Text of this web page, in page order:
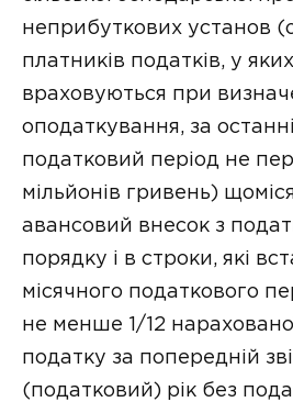
неприбуткових установ
платників податків, у
враховуються при
оподаткування, за
податковий період не
мільйонів гривень)
авансовий внесок з
порядку і в строки, які
місячного податкового
не менше 1/12
податку за попередній
(податковий) рік без